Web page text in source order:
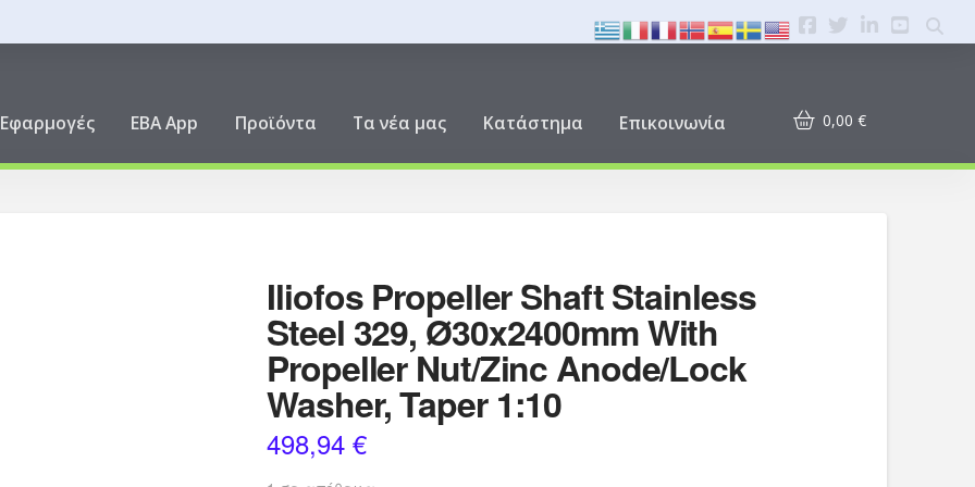
Εφαρμογές EBA App Προϊόντα Τα νέα μας Κατάστημα Επικοινωνία 0,00 €
Iliofos Propeller Shaft Stainless
Steel 329, Ø30x2400mm With
Propeller Nut/Zinc Anode/Lock
Washer, Taper 1:10
498,94€